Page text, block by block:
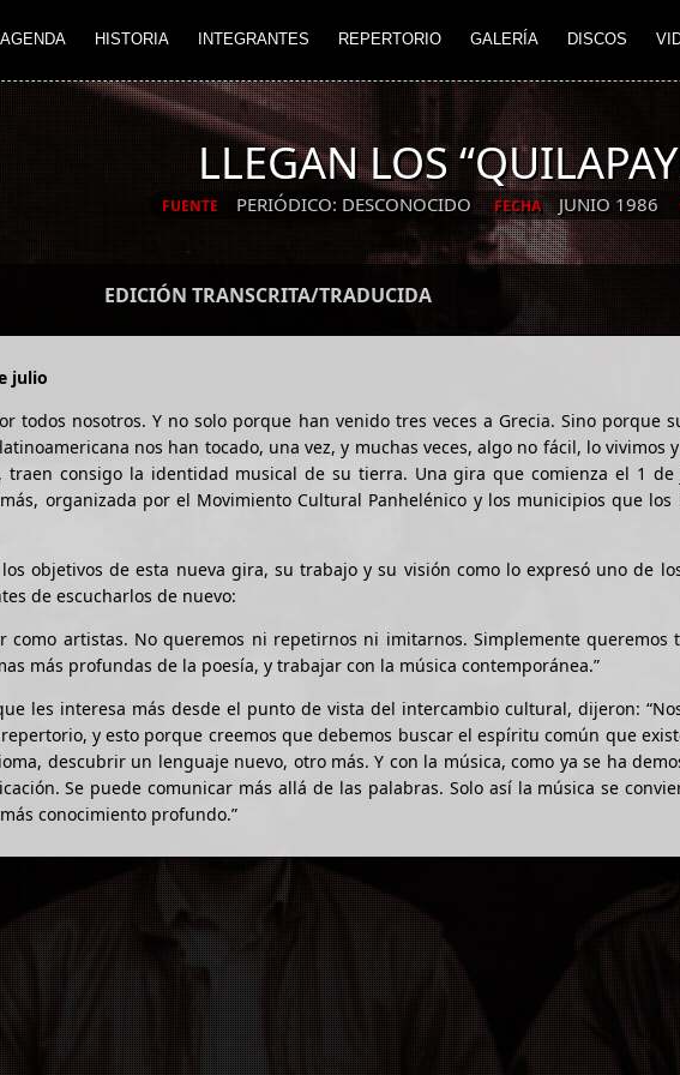
AGENDA HISTORIA INTEGRANTES REPERTORIO GALERÍA DISCOS
LLEGAN LOS
FUENTE PERIÓDICO: DESCONOCIDO FECHA JUNIO 1986
EDICIÓN TRANSCRITA/TRADUCIDA
julio
todos nosotros. Y no solo porque han venido tres veces a Grecia. Sino porque
nos han tocado, una vez, y muchas veces, algo no fácil, lo vivimos
traen consigo la identidad musical de su tierra. Una gira que comienza el 1
organizada por el Movimiento Cultural Panhelénico y los municipios que los
objetivos de esta nueva gira, su trabajo y su visión como lo expresó uno de
de escucharlos de nuevo:
como artistas. No queremos ni repetirnos ni imitarnos. Simplemente
más profundas de la poesía, y trabajar con la música contemporánea.”
les interesa más desde el punto de vista del intercambio cultural, dijeron:
y esto porque creemos que debemos buscar el espíritu común que
descubrir un lenguaje nuevo, otro más. Y con la música, como ya se ha
Se puede comunicar más allá de las palabras. Solo así la música se
conocimiento profundo.”